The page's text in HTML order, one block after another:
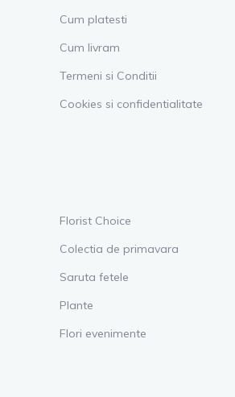
Cum platesti
Cum livram
Termeni si Conditii
Cookies si confidentialitate
Florist Choice
Colectia de primavara
Saruta fetele
Plante
Flori evenimente